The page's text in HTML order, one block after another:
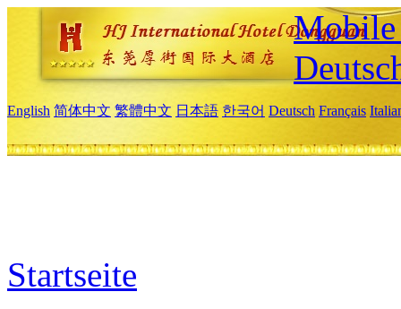
Mobile
English 简体中文 繁體中文 日本語 한국어 Deutsch Français
Startseite